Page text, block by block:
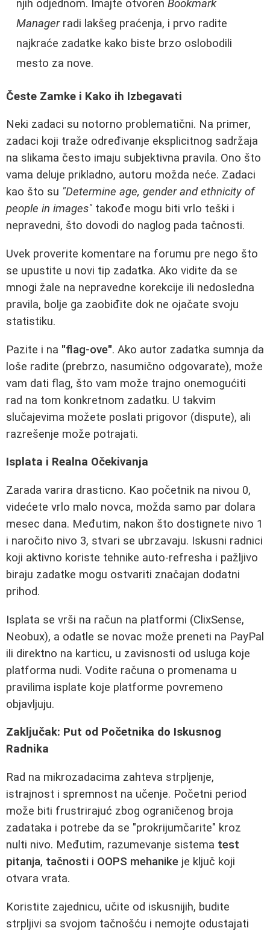
njih odjednom. Imajte otvoren Bookmark
Managerradi lakšeg praćenja, i prvo radite
najkraće zadatke kako biste brzo oslobodili
mesto za nove.
Česte Zamke i Kako ih Izbegavati
Neki zadaci su notorno problematični. Na primer,
zadaci koji traže određivanje eksplicitnog sadržaja
na slikama često imaju subjektivna pravila. Ono što
vama deluje prikladno, autoru možda neće. Zadaci
kao što su "Determine age, gender and ethnicity of
people in images" takođe mogu biti vrlo teški i
nepravedni, što dovodi do naglog pada tačnosti.
Uvek proverite komentare na forumu pre nego što
se upustite u novi tip zadatka. Ako vidite da se
mnogi žale na nepravedne korekcije ili nedosledna
pravila, bolje ga zaobiđite dok ne ojačate svoju
statistiku.
Pazite i na "flag-ove". Ako autor zadatka sumnja da
loše radite (prebrzo, nasumično odgovarate), može
vam dati flag, što vam može trajno onemogućiti
rad na tom konkretnom zadatku. U takvim
slučajevima možete poslati prigovor (dispute), ali
razrešenje može potrajati.
Isplata i Realna Očekivanja
Zarada varira drasticno. Kao početnik na nivou 0,
videćete vrlo malo novca, možda samo par dolara
mesec dana. Međutim, nakon što dostignete nivo 1
i naročito nivo 3, stvari se ubrzavaju. Iskusni radnici
koji aktivno koriste tehnike auto-refresha i pažljivo
biraju zadatke mogu ostvariti značajan dodatni
prihod.
Isplata se vrši na račun na platformi (ClixSense,
Neobux), a odatle se novac može preneti na PayPal
ili direktno na karticu, u zavisnosti od usluga koje
platforma nudi. Vodite računa o promenama u
pravilima isplate koje platforme povremeno
objavljuju.
Zaključak: Put od Početnika do Iskusnog
Radnika
Rad na mikrozadacima zahteva strpljenje,
istrajnost i spremnost na učenje. Početni period
može biti frustrirajuć zbog ograničenog broja
zadataka i potrebe da se "prokrijumčarite" kroz
nulti nivo. Međutim, razumevanje sistema test
pitanja, tačnosti i OOPS mehanike je ključ koji
otvara vrata.
Koristite zajednicu, učite od iskusnijih, budite
strpljivi sa svojom tačnošću i nemojte odustajati